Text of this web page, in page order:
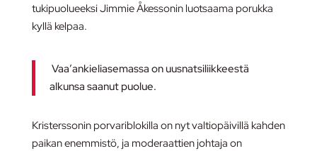
tukipuolueeksi Jimmie Åkessonin luotsaama porukka
kyllä kelpaa.
Vaa’ankieliasemassa on uusnatsiliikkeestä
alkunsa saanut puolue.
Kristerssonin porvariblokilla on nyt valtiopäivillä kahden
paikan enemmistö, ja moderaattien johtaja on